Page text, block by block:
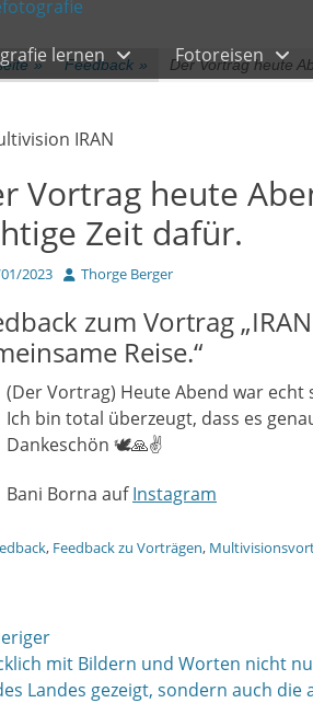
lernen Fotoreisen
» Feedback » Der Vortrag heute
Vortrag heute
Zeit dafür.
2023 Author
Thorge Berger
zum Vortrag
Reise.“
(Der Vortrag) Heute Abend war echt
Ich bin total überzeugt, dass es
Dankeschön 🕊🙏✌️
Bani Borna aufInstagram
, Feedback zu Vorträgen,
mit Bildern und Worten nicht
Landes gezeigt, sondern auch die